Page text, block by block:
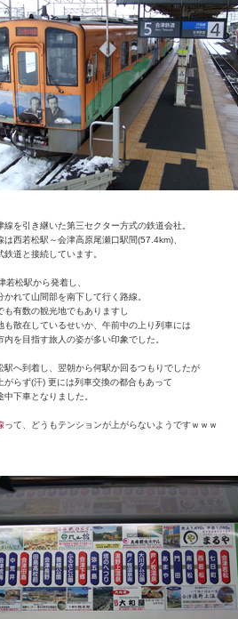
を引き継いた第三セクター方式の鉄道会社。
は西若松駅～会津高原尾瀬口駅間(57.4km)、
道と接続しています。
若松駅から発着し、
れて山間部を南下して行く路線。
有数の観光地でもありますし
も散在しているせいか、午前中の上り列車には
を目指す旅人の姿が多い印象でした。
駅へ到着し、翌朝から何駅か回るつもりでしたが
がらず(汗) 更には列車交換の都合もあって
下車となりました。
って、どうもテンションが上がらないようですｗｗｗ